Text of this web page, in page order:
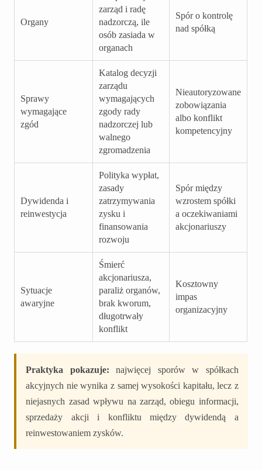
Organy
zarząd i radę
nadzorczą, ile
osób zasiada w
organach
Spór o kontrolę
nad spółką
Sprawy
wymagające
zgód
Katalog decyzji
zarządu
wymagających
zgody rady
nadzorczej lub
walnego
zgromadzenia
Nieautoryzowane
zobowiązania
albo konflikt
kompetencyjny
Dywidenda i
reinwestycja
Polityka wypłat,
zasady
zatrzymywania
zysku i
finansowania
rozwoju
Spór między
wzrostem spółki
a oczekiwaniami
akcjonariuszy
Sytuacje
awaryjne
Śmierć
akcjonariusza,
paraliż organów,
brak kworum,
długotrwały
konflikt
Kosztowny
impas
organizacyjny
Praktyka pokazuje: najwięcej sporów w spółkach
akcyjnych nie wynika z samej wysokości kapitału, lecz z
niejasnych zasad wpływu na zarząd, obiegu informacji,
sprzedaży akcji i konfliktu między dywidendą a
reinwestowaniem zysków.